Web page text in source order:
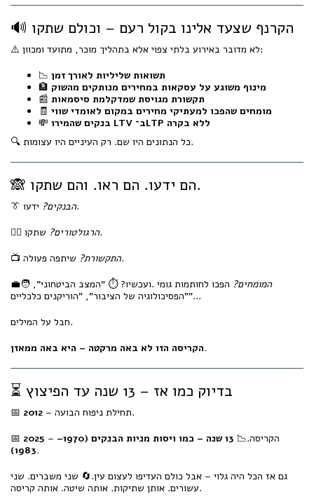
🔊 הקרנף שצעד אלינו בקול רעם – וכולם שתקו
⚠️ לא מדובר באירוע בלתי צפוי אלא בתהליך מוכר, מתועד ומכוון:
📉 תשואות שליליות לאורך זמן
🏦 מינוף משוגע על עסקאות במחירים מנותקים מהשוק
📰 תקשורת מגויסת שמדקלמת סיסמאות
🧾 מומחים שהפכו למעתיקי מחירים במקום לאומדי שווי
💸
בנקים שהמירו LTV ב־LTP ללא בקרה
🔍 כל הנתונים היו שם. רק העיניים היו עצומות.
🙈 הם ידעו. הם ראו. והם שתקו.
👔 הבנקים?ידעו.
🧑‍⚖️
הרגולטורים?שתקו.
📺
התקשורת?שיתפה פעולה.
🧑‍💼
המומחים? הפכו לחותמות גומי .ועכשיו? ⏱️ "המצב הביטחוני",
"הפסיכולוגיה של הציבור", "הוריקנים כלכליים"...
חבל על המילים.
הקריסה הזו לא באה מרקטה – היא באה ממאזן.
⏳ בדיוק כמו אז – 13 שנה עד הפיצוץ
📅 2012
– תחילת ניפוח הבועה.
📅 2025 – הקריסה.📉
13 שנה – כמו ויסות מניות הבנקים (1970–
1983).
גם אז הכל היה גלוי – אבל כולם העדיפו לעצום עין.🔄 שני משברים. שני
עשורים. אותן שתיקות. אותה שיטה. אותה קריסה.